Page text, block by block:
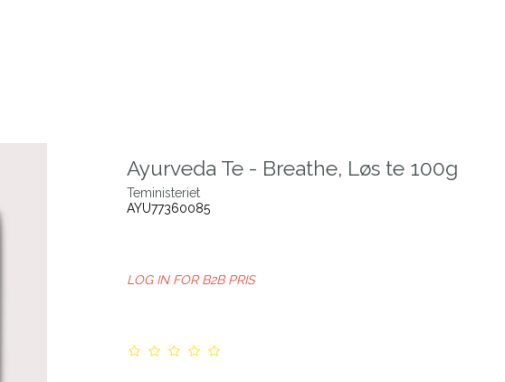
Ayurveda Te - Breathe, Løs te 100g
Teministeriet
AYU77360085
LOG IN FOR B2B PRIS